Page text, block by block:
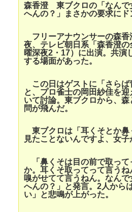
森香澄 東ブクロの「なんで
へんの？」まさかの要求にド
フリーアナウンサーの森香
夜、テレビ朝日系「森香澄
曜深夜2・17）に出演。共演
する場面があった。
この日はゲストに「さらば
と、プロ雀士の岡田紗佳を
いて討論。東ブクロから、
問が飛んだ。
東ブクロは「耳くそとか鼻
見たことないんですよ、女
「鼻くそは目の前で取って
か。耳くそ取ってって言う
嗅がせてて言うねん。なん
へんの？」と発言。2人から
い」と悲鳴が上がった。